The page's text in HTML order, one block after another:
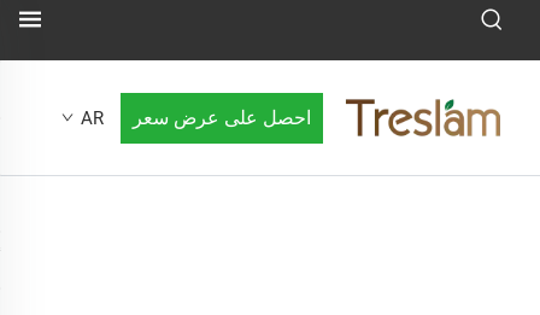
احصل على عرض سعر AR